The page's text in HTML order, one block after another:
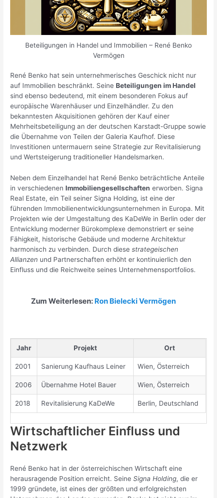
Beteiligungen in Handel und Immobilien – René Benko
Vermögen
René Benko hat sein unternehmerisches Geschick nicht nur
auf Immobilien beschränkt. SeineBeteiligungen im Handel
sind ebenso bedeutend, mit einem besonderen Fokus auf
europäische Warenhäuser und Einzelhändler. Zu den
bekanntesten Akquisitionen gehören der Kauf einer
Mehrheitsbeteiligung an der deutschen Karstadt-Gruppe sowie
die Übernahme von Teilen der Galeria Kaufhof. Diese
Investitionen untermauern seine Strategie zur Revitalisierung
und Wertsteigerung traditioneller Handelsmarken.
Neben dem Einzelhandel hat René Benko beträchtliche Anteile
in verschiedenenImmobiliengesellschaften erworben. Signa
Real Estate, ein Teil seiner Signa Holding, ist eine der
führenden Immobilienentwicklungsunternehmen in Europa. Mit
Projekten wie der Umgestaltung des KaDeWe in Berlin oder der
Entwicklung moderner Bürokomplexe demonstriert er seine
Fähigkeit, historische Gebäude und moderne Architektur
harmonisch zu verbinden. Durch diesestrategeischen
Allianzen und Partnerschaften erhöht er kontinuierlich den
Einfluss und die Reichweite seines Unternehmensportfolios.
Zum Weiterlesen: Ron Bielecki Vermögen
Jahr Projekt Ort
2001 Sanierung Kaufhaus Leiner Wien, Österreich
2006 Übernahme Hotel Bauer Wien, Österreich
2018 Revitalisierung KaDeWe Berlin, Deutschland
Wirtschaftlicher Einfluss und
Netzwerk
René Benko hat in der österreichischen Wirtschaft eine
herausragende Position erreicht. SeineSigna Holding, die er
1999 gründete, ist eines der größten und erfolgreichsten